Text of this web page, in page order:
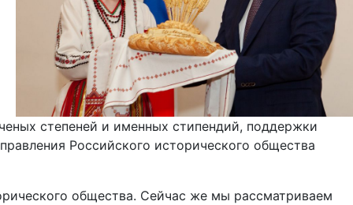
степеней и именных стипендий, поддержки
Российского исторического общества
общества. Сейчас же мы рассматриваем